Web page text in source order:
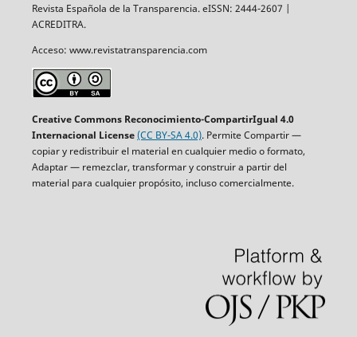
Revista Española de la Transparencia. eISSN: 2444-2607 |
ACREDITRA.
Acceso: www.revistatransparencia.com
Creative Commons Reconocimiento-CompartirIgual 4.0
Internacional License(CC BY-SA 4.0). Permite Compartir —
copiar y redistribuir el material en cualquier medio o formato,
Adaptar — remezclar, transformar y construir a partir del
material para cualquier propósito, incluso comercialmente.